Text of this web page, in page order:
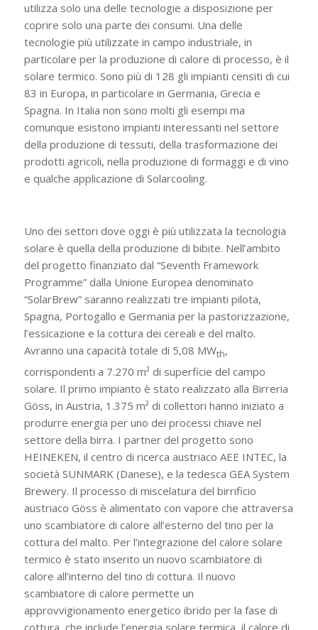
utilizza solo una delle tecnologie a disposizione per
coprire solo una parte dei consumi. Una delle
tecnologie più utilizzate in campo industriale, in
particolare per la produzione di calore di processo, è il
solare termico. Sono più di 128 gli impianti censiti di cui
83 in Europa, in particolare in Germania, Grecia e
Spagna. In Italia non sono molti gli esempi ma
comunque esistono impianti interessanti nel settore
della produzione di tessuti, della trasformazione dei
prodotti agricoli, nella produzione di formaggi e di vino
e qualche applicazione di Solarcooling.
Uno dei settori dove oggi è più utilizzata la tecnologia
solare è quella della produzione di bibite. Nell’ambito
del progetto finanziato dal “Seventh Framework
Programme” dalla Unione Europea denominato
“SolarBrew” saranno realizzati tre impianti pilota,
Spagna, Portogallo e Germania per la pastorizzazione,
l’essicazione e la cottura dei cereali e del malto.
Avranno una capacità totale di 5,08 MWth,
corrispondenti a 7.270 m² di superficie del campo
solare. Il primo impianto è stato realizzato alla Birreria
Göss, in Austria, 1.375 m² di collettori hanno iniziato a
produrre energia per uno dei processi chiave nel
settore della birra. I partner del progetto sono
HEINEKEN, il centro di ricerca austriaco AEE INTEC, la
società SUNMARK (Danese), e la tedesca GEA System
Brewery. Il processo di miscelatura del birrificio
austriaco Göss è alimentato con vapore che attraversa
uno scambiatore di calore all’esterno del tino per la
cottura del malto. Per l’integrazione del calore solare
termico è stato inserito un nuovo scambiatore di
calore all’interno del tino di cottura. Il nuovo
scambiatore di calore permette un
approvvigionamento energetico ibrido per la fase di
cottura, che include l’energia solare termica, il calore di